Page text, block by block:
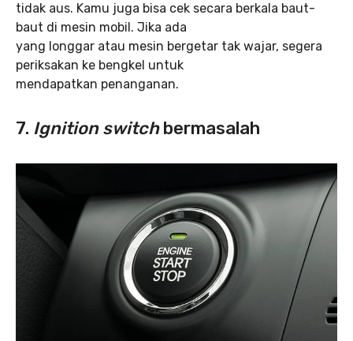
tidak aus. Kamu juga bisa cek secara berkala baut-
baut di mesin mobil. Jika ada
yang longgar atau mesin bergetar tak wajar, segera
periksakan ke bengkel untuk
mendapatkan penanganan.
7. Ignition switchbermasalah